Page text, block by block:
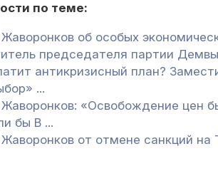
по теме:
об особых
председателя партии
антикризисный план?
...
Жаворонков: «Освобождение цен
бы В ...
Жаворонков от отмене санкций на